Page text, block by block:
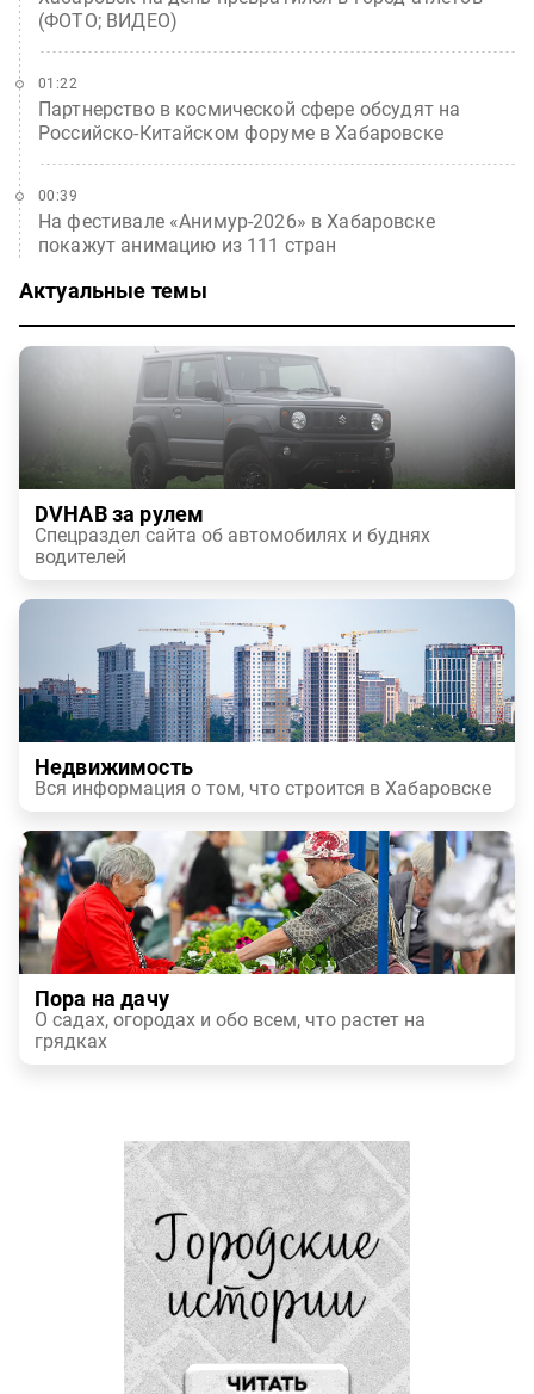
(ФОТО; ВИДЕО)
Партнерство в космической сфере обсудят на
Российско-Китайском форуме в Хабаровске
01:22
На фестивале «Анимур-2026» в Хабаровске
покажут анимацию из 111 стран
00:39
Актуальные темы
DVHAB за рулем
Спецраздел сайта об автомобилях и буднях
водителей
Недвижимость
Вся информация о том, что строится в Хабаровске
Пора на дачу
О садах, огородах и обо всем, что растет на
грядках